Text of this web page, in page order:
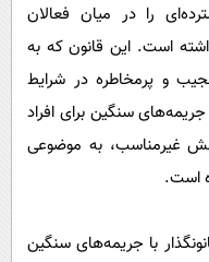
را در میان فعالان
است. این قانون که به
و پرمخاطره در شرایط
سنگین برای افراد
غیرمناسب، به موضوعی
است.
با جریمه‌های سنگین